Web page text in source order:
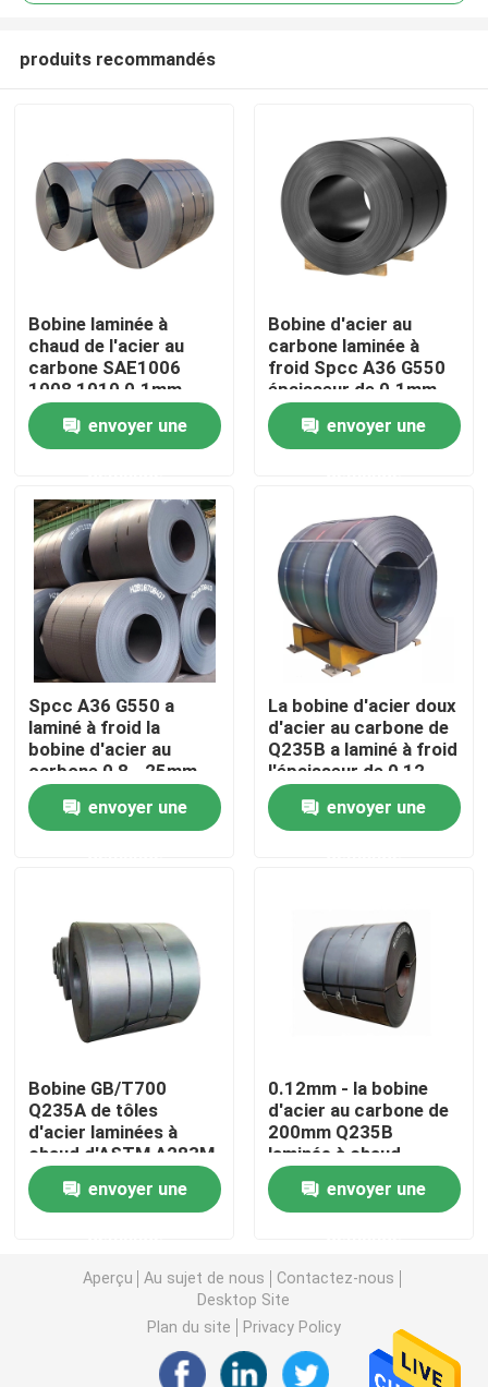
Produits
Au sujet de nous
Contrôle de qualité
Contactez-nous
Demandez une citation
Pièces de four de chaudière
Pièces de chaudière de charbon
Tuyau d'acier sans couture
Tuyau sans couture d'alliage
Tuyau à haute pression de chaudière
Tuyau d'acier de précision
Buse d'air de chaudière
Barre à chaînes de grille
produits recommandés
Bobine laminée à
chaud de l'acier au
carbone SAE1006
1008 1010 0.1mm -
300mm
envoyer une
Bobine d'acier au
carbone laminée à
froid Spcc A36 G550
épaisseur de 0.1mm -
de 300mm
envoyer une
Spcc A36 G550 a
laminé à froid la
bobine d'acier au
carbone 0,8 - 25mm
envoyer une
La bobine d'acier doux
d'acier au carbone de
Q235B a laminé à froid
l'épaisseur de 0,12 -
de 4mm
envoyer une
Bobine GB/T700
Q235A de tôles
d'acier laminées à
chaud d'ASTM A283M
Gr.D JIS G3101
envoyer une
0.12mm - la bobine
d'acier au carbone de
200mm Q235B
laminée à chaud
acceptent la coutume
envoyer une
Aperçu Au sujet de nous
Contactez-nous
Desktop Site
Plan du site
Privacy Policy